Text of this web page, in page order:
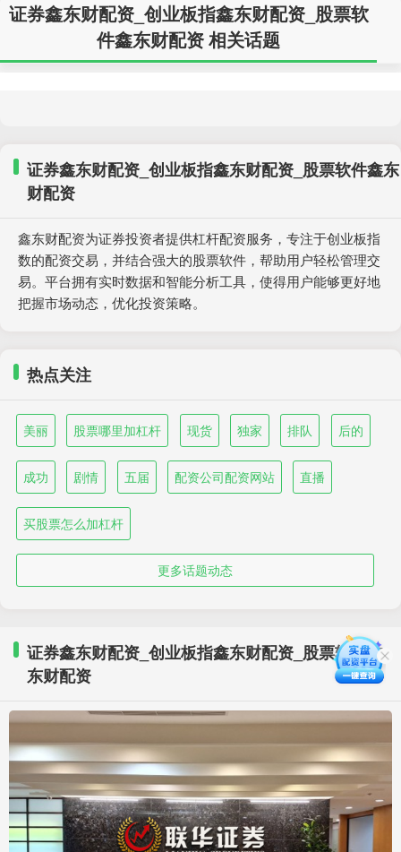
证券鑫东财配资_创业板指鑫东财配资_股票软
件鑫东财配资 相关话题
证券鑫东财配资_创业板指鑫东财配资_股票软件鑫东
财配资
鑫东财配资为证券投资者提供杠杆配资服务，专注于创业板指
数的配资交易，并结合强大的股票软件，帮助用户轻松管理交
易。平台拥有实时数据和智能分析工具，使得用户能够更好地
把握市场动态，优化投资策略。
热点关注
美丽 股票哪里加杠杆 现货 独家 排队 后的
成功 剧情 五届 配资公司配资网站 直播
买股票怎么加杠杆
更多话题动态
证券鑫东财配资_创业板指鑫东财配资_股票软件鑫
东财配资